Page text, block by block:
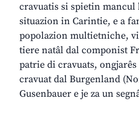
cravuatis si spietin
situazion in Carintie, e a
popolazion multietniche,
tiere natâl dal componist
patrie di cravuats,
cravuat dal Burgenland
Gusenbauer e je za un